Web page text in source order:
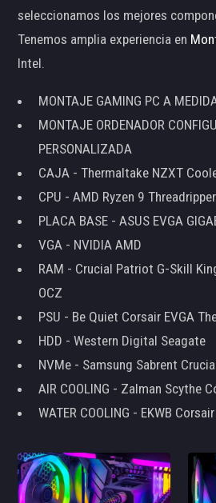
seleccionamos los mejores
Tenemos amplia experiencia en
Intel.
MONTAJE GAMING PC A
MONTAJE ORDENADOR
PERSONALIZADA
CAJA - Thermaltake NZXT
CPU - AMD Ryzen 9
PLACA BASE - ASUS EVGA
VGA - NVIDIA AMD
RAM - Crucial Patriot G-Skill
OCZ
PSU - Be Quiet Corsair EVGA
HDD - Western Digital Seagate
NVMe - Samsung Sabrent
AIR COOLING - Zalman Scythe
WATER COOLING - EKWB Corsair